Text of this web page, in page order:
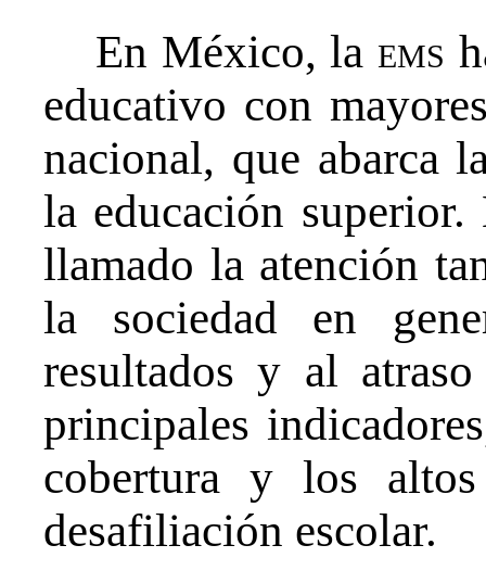
En México, la ems
educativo con
nacional, que abarca
la educación
llamado la atención
la sociedad en
resultados y al
principales
cobertura y los
desafiliación escolar.